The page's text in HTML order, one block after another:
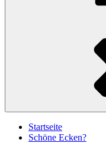
Startseite
Schöne Ecken?